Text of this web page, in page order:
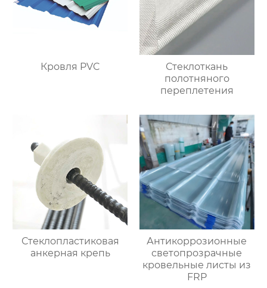
Кровля PVC
Стеклоткань
полотняного
переплетения
Стеклопластиковая
анкерная крепь
Антикоррозионные
светопрозрачные
кровельные листы из
FRP